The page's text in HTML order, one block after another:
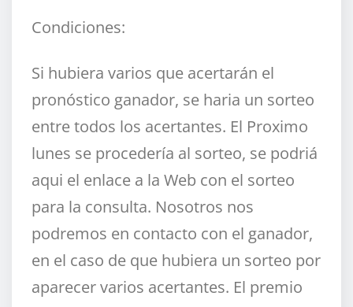
Condiciones:
Si hubiera varios que acertarán el
pronóstico ganador, se haria un sorteo
entre todos los acertantes. El Proximo
lunes se procedería al sorteo, se podriá
aqui el enlace a la Web con el sorteo
para la consulta. Nosotros nos
podremos en contacto con el ganador,
en el caso de que hubiera un sorteo por
aparecer varios acertantes. El premio